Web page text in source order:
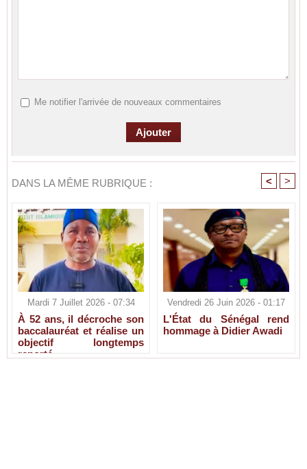
Me notifier l'arrivée de nouveaux commentaires
DANS LA MÊME RUBRIQUE : < >
Mardi 7 Juillet 2026 - 07:34
À 52 ans, il décroche son
baccalauréat et réalise un
objectif longtemps
reporté
Vendredi 26 Juin 2026 - 01:17
L'État du Sénégal rend
hommage à Didier Awadi